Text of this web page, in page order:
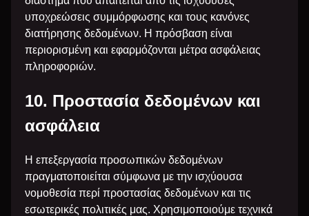
υποχρεώσεις συμμόρφωσης και τους κανόνες
διατήρησης δεδομένων. Η πρόσβαση είναι
περιορισμένη και εφαρμόζονται μέτρα ασφάλειας
πληροφοριών.
10. Προστασία δεδομένων και
ασφάλεια
Η επεξεργασία προσωπικών δεδομένων
πραγματοποιείται σύμφωνα με την ισχύουσα
νομοθεσία περί προστασίας δεδομένων και τις
εσωτερικές πολιτικές μας. Χρησιμοποιούμε τεχνικά